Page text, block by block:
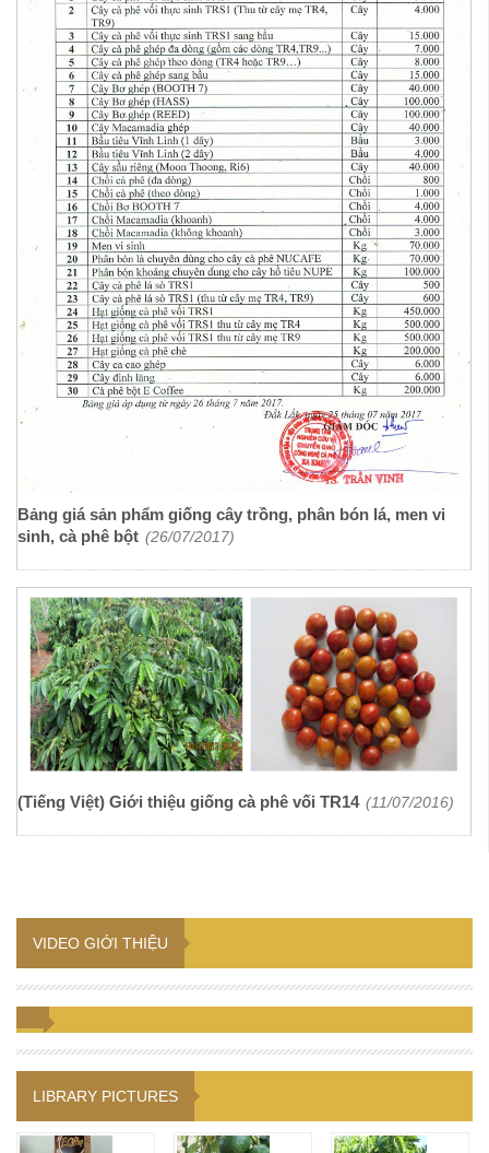
Bảng giá sản phẩm giống cây trồng, phân bón lá, men vi
sinh, cà phê bột (26/07/2017)
(Tiếng Việt) Giới thiệu giống cà phê vối TR14 (11/07/2016)
VIDEO GIỚI THIỆU
LIBRARY PICTURES